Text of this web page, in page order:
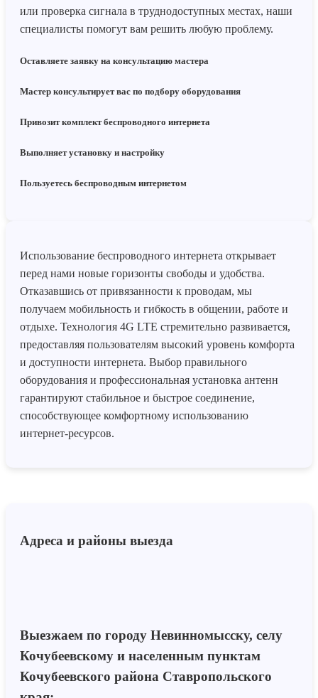
или проверка сигнала в труднодоступных местах, наши
специалисты помогут вам решить любую проблему.
Оставляете заявку на консультацию мастера
Мастер консультирует вас по подбору оборудования
Привозит комплект беспроводного интернета
Выполняет установку и настройку
Пользуетесь беспроводным интернетом
Использование беспроводного интернета открывает
перед нами новые горизонты свободы и удобства.
Отказавшись от привязанности к проводам, мы
получаем мобильность и гибкость в общении, работе и
отдыхе. Технология 4G LTE стремительно развивается,
предоставляя пользователям высокий уровень комфорта
и доступности интернета. Выбор правильного
оборудования и профессиональная установка антенн
гарантируют стабильное и быстрое соединение,
способствующее комфортному использованию
интернет-ресурсов.
Адреса и районы выезда
Выезжаем по городу Невинномысску, селу
Кочубеевскому и населенным пунктам
Кочубеевского района Ставропольского